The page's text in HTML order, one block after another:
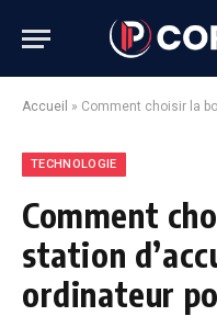
Accueil » Comment choisir la
TECHNOLOGIE
Comment
station
ordinateur